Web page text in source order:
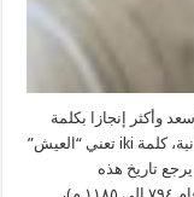
وأكثر إنجازا بكلمة
واحدة فقط وهي: (ايكي جاي Ikigai). في اللغة اليابانية، كلمة iki تعني “العيش”
تاريخ هذه